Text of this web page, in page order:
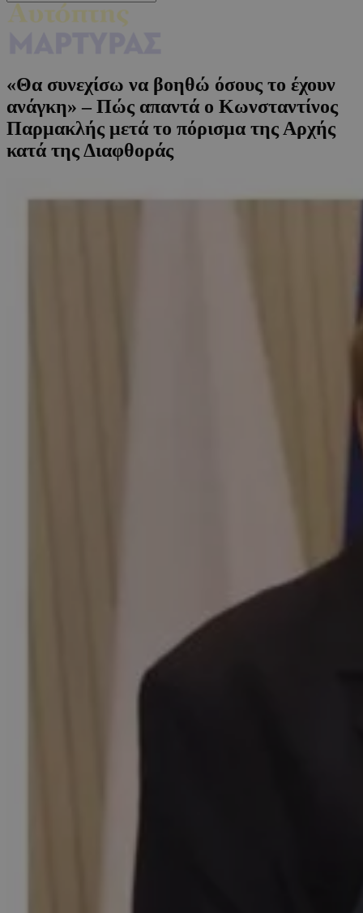
«Θα συνεχίσω να βοηθώ όσους το έχουν
ανάγκη» – Πώς απαντά ο Κωνσταντίνος
Παρμακλής μετά το πόρισμα της Αρχής
κατά της Διαφθοράς